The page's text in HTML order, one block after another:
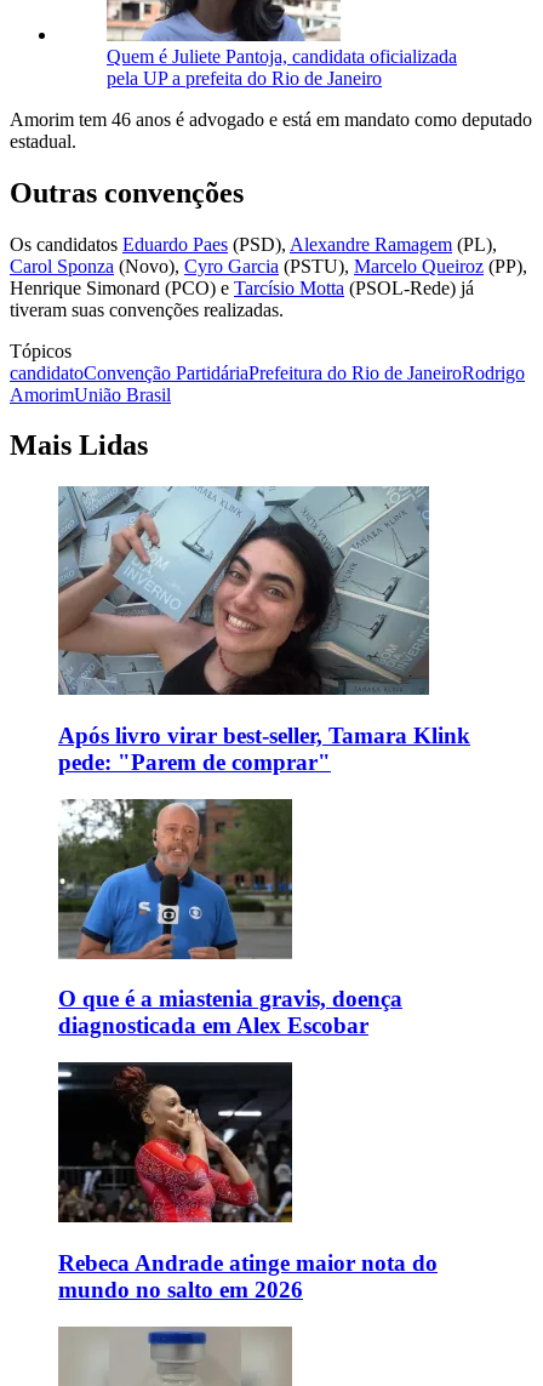
Quem é Juliete Pantoja, candidata oficializada
pela UP a prefeita do Rio de Janeiro
Amorim tem 46 anos é advogado e está em mandato como deputado
estadual.
Outras convenções
Os candidatos Eduardo Paes (PSD), Alexandre Ramagem (PL),
Carol Sponza (Novo), Cyro Garcia (PSTU), Marcelo Queiroz (PP),
Henrique Simonard (PCO) e Tarcísio Motta (PSOL-Rede) já
tiveram suas convenções realizadas.
Tópicos
candidatoConvenção PartidáriaPrefeitura do Rio de JaneiroRodrigo
AmorimUnião Brasil
Mais Lidas
Após livro virar best-seller, Tamara Klink
pede: "Parem de comprar"
O que é a miastenia gravis, doença
diagnosticada em Alex Escobar
Rebeca Andrade atinge maior nota do
mundo no salto em 2026